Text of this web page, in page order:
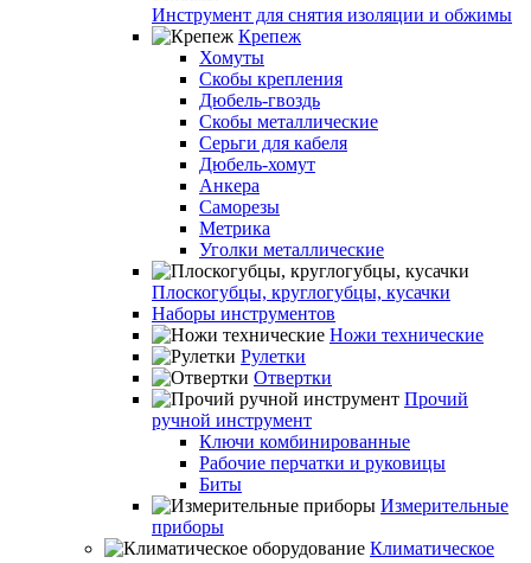
Инструмент для снятия изоляции и обжимы
Крепеж
Хомуты
Скобы крепления
Дюбель-гвоздь
Скобы металлические
Серьги для кабеля
Дюбель-хомут
Анкера
Саморезы
Метрика
Уголки металлические
Плоскогубцы, круглогубцы, кусачки
Наборы инструментов
Ножи технические
Рулетки
Отвертки
Прочий
ручной инструмент
Ключи комбинированные
Рабочие перчатки и руковицы
Биты
Измерительные
приборы
Климатическое